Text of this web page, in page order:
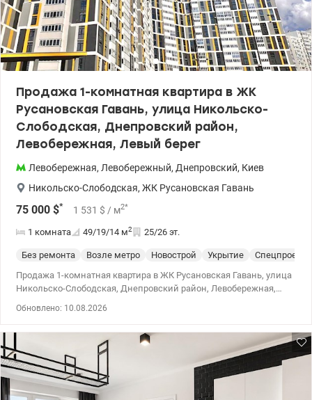
кафе, аптеки, салоны красоты – все в пешей доступности; •
удобная транспортная развязка и быстрый доступ в метро. Эта
квартира станет отличным выбором как для собственного
проживания, так и для выгодной инвестиции в аренду. Цена
92000у.е., 0976449950 Наталья, valion.ua/1152525
Продажа 1-комнатная квартира в ЖК
Русановская Гавань, улица Никольско-
Слободская, Днепровский район,
Левобережная, Левый берег
Левобережная, Левобережный, Днепровский, Киев
Никольско-Слободская, ЖК Русановская Гавань
75 000 $* 1 531 $ / м2*
1 комната 49/19/14 м2 25/26 эт.
Без ремонта Возле метро Новострой Укрытие
Спецпроект
Продажа 1-комнатная квартира в ЖК Русановская Гавань, улица
Никольско-Слободская, Днепровский район, Левобережная,
строительства 2022 года. Площадь: 49 / 19 / 13,5 м2: • опен-спейс,
или разделение на отдельную комнату и кухню • застекленная
лоджия и просторная прихожая • санузел смежный ЖК
Русановская Гавань – комплекс комфорта класса расположен
на берегу Днепра: закрытая территория, охрана и
Обновлено: 10.08.2026